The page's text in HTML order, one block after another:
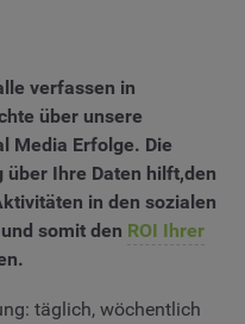
verfassen in
über unsere
Media Erfolge. Die
Ihre Daten hilft,den
in den sozialen
somit den ROI Ihrer
täglich, wöchentlich